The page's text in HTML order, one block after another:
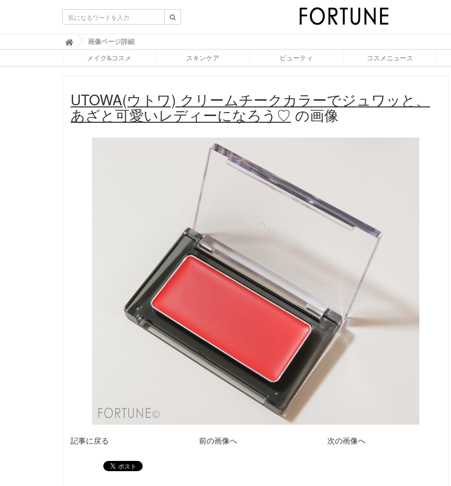
ふ
ぉ
ち
(
F
O
R
画像ページ詳細
メイク&コスメ スキンケア ビューティ コスメニュース
UTOWA(ウトワ) クリームチークカラーでジュワッと、
あざと可愛いレディーになろう♡ の画像
記事に戻る 前の画像へ 次の画像へ